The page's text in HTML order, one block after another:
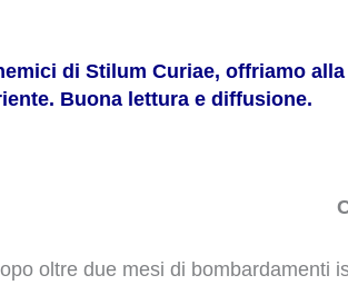
di Stilum Curiae, offriamo
Buona lettura e diffusione.
oltre due mesi di bombardamenti